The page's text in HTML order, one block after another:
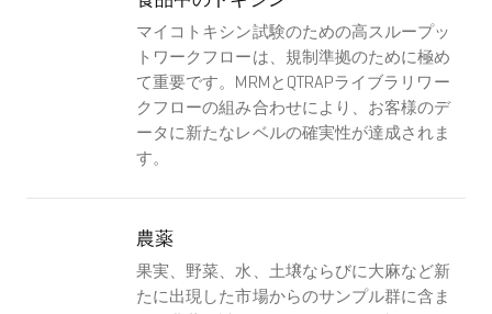
マイコトキシン試験のための高スループッ
トワークフローは、規制準拠のために極め
て重要です。MRMとQTRAPライブラリワー
クフローの組み合わせにより、お客様のデ
ータに新たなレベルの確実性が達成されま
す。
農薬
果実、野菜、水、土壌ならびに大麻など新
たに出現した市場からのサンプル群に含ま